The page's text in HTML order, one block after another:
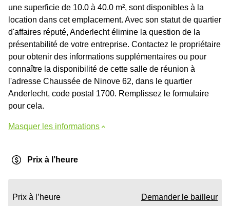
une superficie de 10.0 à 40.0 m², sont disponibles à la
location dans cet emplacement. Avec son statut de quartier
d'affaires réputé, Anderlecht élimine la question de la
présentabilité de votre entreprise. Contactez le propriétaire
pour obtenir des informations supplémentaires ou pour
connaître la disponibilité de cette salle de réunion à
l'adresse Chaussée de Ninove 62, dans le quartier
Anderlecht, code postal 1700. Remplissez le formulaire
pour cela.
Masquer les informations
Prix à l’heure
Prix à l’heure Demander le bailleur